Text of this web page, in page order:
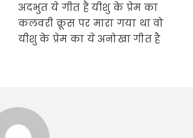
अदभुत ये गीत है यीशु के प्रेम का
कलवरी क्रूस पर मारा गया था वो
यीशु के प्रेम का ये अनोखा गीत है